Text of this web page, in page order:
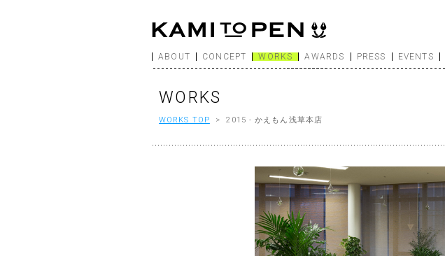
ABOUT CONCEPT WORKS AWARDS PRESS EVENTS
WORKS
WORKS TOP > 2015 - かえもん浅草本店